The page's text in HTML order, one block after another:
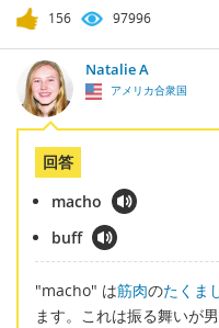
156 97996
Natalie A
アメリカ合衆国
回答
macho
buff
"macho" は筋肉のたくま
ます。これは振る舞いが